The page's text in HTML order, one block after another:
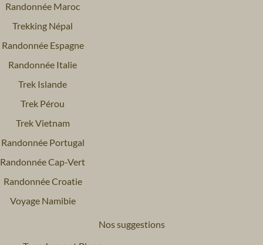
Randonnée Maroc
Trekking Népal
Randonnée Espagne
Randonnée Italie
Trek Islande
Trek Pérou
Trek Vietnam
Randonnée Portugal
Randonnée Cap-Vert
Randonnée Croatie
Voyage Namibie
Nos suggestions